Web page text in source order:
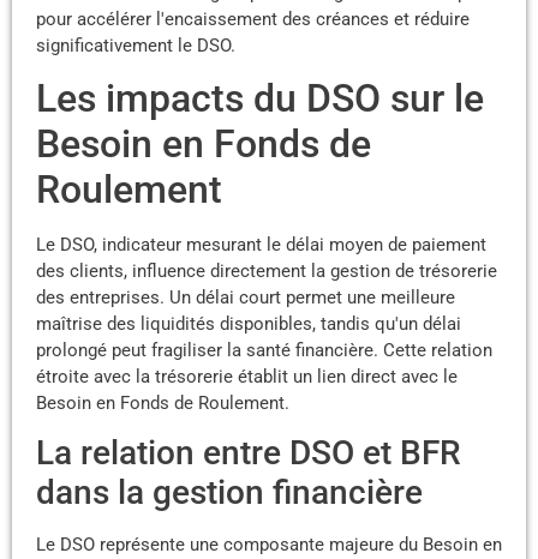
pour accélérer l'encaissement des créances et réduire
significativement le DSO.
Les impacts du DSO sur le
Besoin en Fonds de
Roulement
Le DSO, indicateur mesurant le délai moyen de paiement
des clients, influence directement la gestion de trésorerie
des entreprises. Un délai court permet une meilleure
maîtrise des liquidités disponibles, tandis qu'un délai
prolongé peut fragiliser la santé financière. Cette relation
étroite avec la trésorerie établit un lien direct avec le
Besoin en Fonds de Roulement.
La relation entre DSO et BFR
dans la gestion financière
Le DSO représente une composante majeure du Besoin en